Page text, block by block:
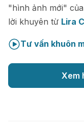
"hình ảnh mới"
lời khuyên từ Lira
Tư vấn khuôn
Xem